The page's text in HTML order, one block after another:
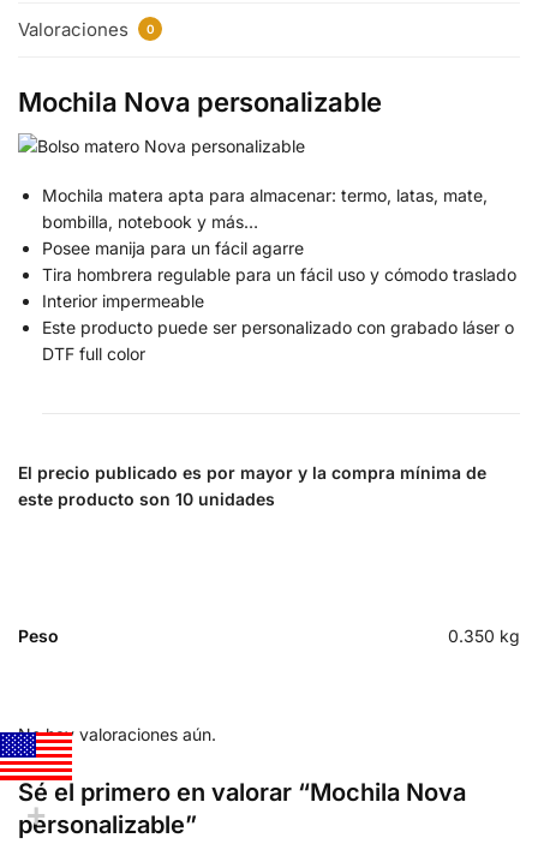
Valoraciones 0
Mochila Nova personalizable
Mochila matera apta para almacenar: termo, latas, mate,
bombilla, notebook y más…
Posee manija para un fácil agarre
Tira hombrera regulable para un fácil uso y cómodo traslado
Interior impermeable
Este producto puede ser personalizado con grabado láser o
DTF full color
El precio publicado es por mayor y la compra mínima de
este producto son 10 unidades
Peso 0.350 kg
No hay valoraciones aún.
Sé el primero en valorar “Mochila Nova
personalizable”